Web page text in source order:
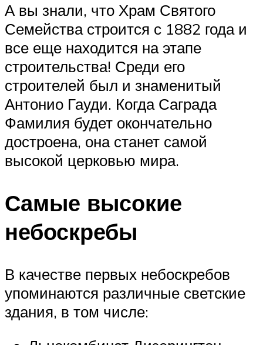
А вы знали, что Храм Святого
Семейства строится с 1882 года и
все еще находится на этапе
строительства! Среди его
строителей был и знаменитый
Антонио Гауди. Когда Саграда
Фамилия будет окончательно
достроена, она станет самой
высокой церковью мира.
Самые высокие
небоскребы
В качестве первых небоскребов
упоминаются различные светские
здания, в том числе: